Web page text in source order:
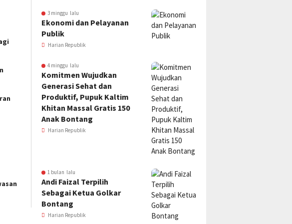
3 minggu lalu
Ekonomi dan Pelayanan
Publik
Harian Republik
4 minggu lalu
Komitmen Wujudkan
Generasi Sehat dan
Produktif, Pupuk Kaltim
Khitan Massal Gratis 150
Anak Bontang
Harian Republik
1 bulan lalu
Andi Faizal Terpilih
Sebagai Ketua Golkar
Bontang
Harian Republik